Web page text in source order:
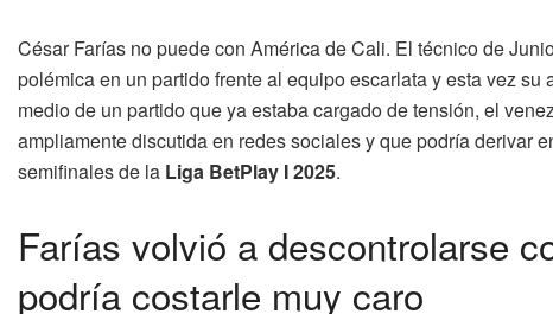
César Farías no puede con América de Cali. El técnico de
polémica en un partido frente al equipo escarlata y esta vez
medio de un partido que ya estaba cargado de tensión, el
ampliamente discutida en redes sociales y que podría derivar
semifinales de la Liga BetPlay I 2025.
Farías volvió a descontrolarse
podría costarle muy caro